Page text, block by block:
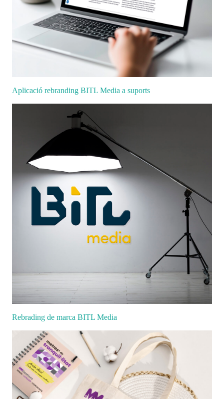
Aplicació rebranding BITL Media a suports
Rebrading de marca BITL Media